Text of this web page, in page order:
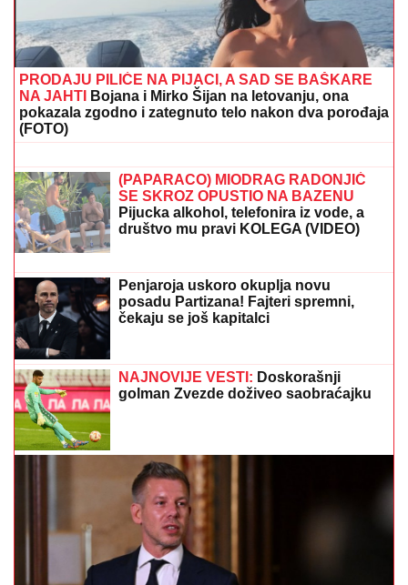
"STANIJA, DA NEMAŠ MOŽDA
SUTLIJAŠ?"Pobednica Elite ostala
zatečena pitanjem, o NJENOJ
REAKCIJI pričaju svi (VIDEO)
OGLASIO SE SLOBA RADANOVIĆ
NAKON NAPADA U BUDVIOtkrio šta
PREVARENA ZA 50.000 EVRA:Emina Jahović
opljačkana u Istanbulu, verovala devojci, a ova je
posle svega blokirala na mrežama
Boru Santanu vodom pa POBEGLA iz
emisije: Isplivale sve psovke iz
kreveta, lažna obećanja i tajne poruke
ŠOKANTNETVRDNjE: Propao
ogroman transfer zbog Zvezdinog
sponzora?